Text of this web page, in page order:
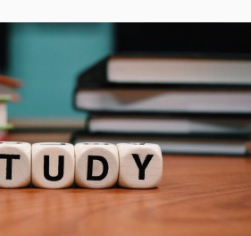
新規会員登録